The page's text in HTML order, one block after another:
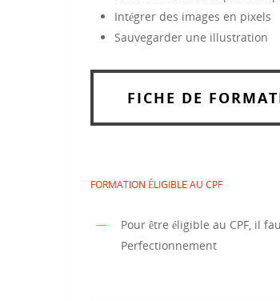
Intégrer des images en pixels
Sauvegarder une illustration
FICHE DE
FORMATION ÉLIGIBLE AU CPF
Pour être éligible au CPF, il
Perfectionnement